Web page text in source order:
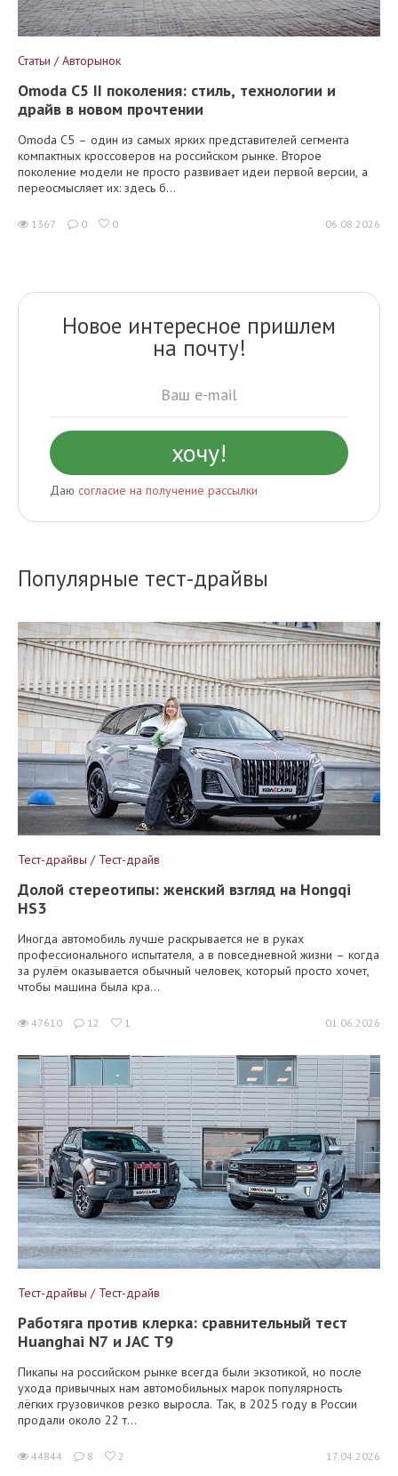
Статьи / Авторынок
Omoda C5 II поколения: стиль, технологии и
драйв в новом прочтении
Omoda C5 – один из самых ярких представителей сегмента
компактных кроссоверов на российском рынке. Второе
поколение модели не просто развивает идеи первой версии, а
переосмысляет их: здесь б...
1367 0 0 06.08.2026
Новое интересное пришлем
на почту!
Даю согласие на получение рассылки
Популярные тест-драйвы
Тест-драйвы / Тест-драйв
Долой стереотипы: женский взгляд на Hongqi
HS3
Иногда автомобиль лучше раскрывается не в руках
профессионального испытателя, а в повседневной жизни – когда
за рулём оказывается обычный человек, который просто хочет,
чтобы машина была кра...
47610 12 1 01.06.2026
Тест-драйвы / Тест-драйв
Работяга против клерка: сравнительный тест
Huanghai N7 и JAC T9
Пикапы на российском рынке всегда были экзотикой, но после
ухода привычных нам автомобильных марок популярность
лёгких грузовичков резко выросла. Так, в 2025 году в России
продали около 22 т...
44844 8 2 17.04.2026